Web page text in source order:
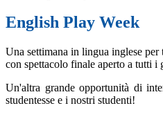
English Play Week
Una settimana in lingua inglese per
con spettacolo finale aperto a tutti i
Un'altra grande opportunità di
studentesse e i nostri studenti!